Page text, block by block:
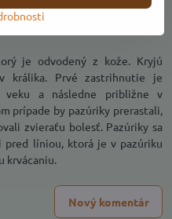
je odvodený z kože. Kryjú
králika. Prvé zastrihnutie je
a následne približne v
prípade by pazúriky prerastali,
zvieraťu bolesť. Pazúriky sa
pred líniou, ktorá je v pazúriku
krvácaniu.
Nový komentár